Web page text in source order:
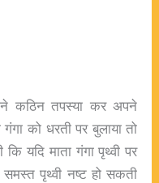
कठिन तपस्या कर अपने
को धरती पर बुलाया तो
यदि माता गंगा पृथ्वी पर
पृथ्वी नष्ट हो सकती